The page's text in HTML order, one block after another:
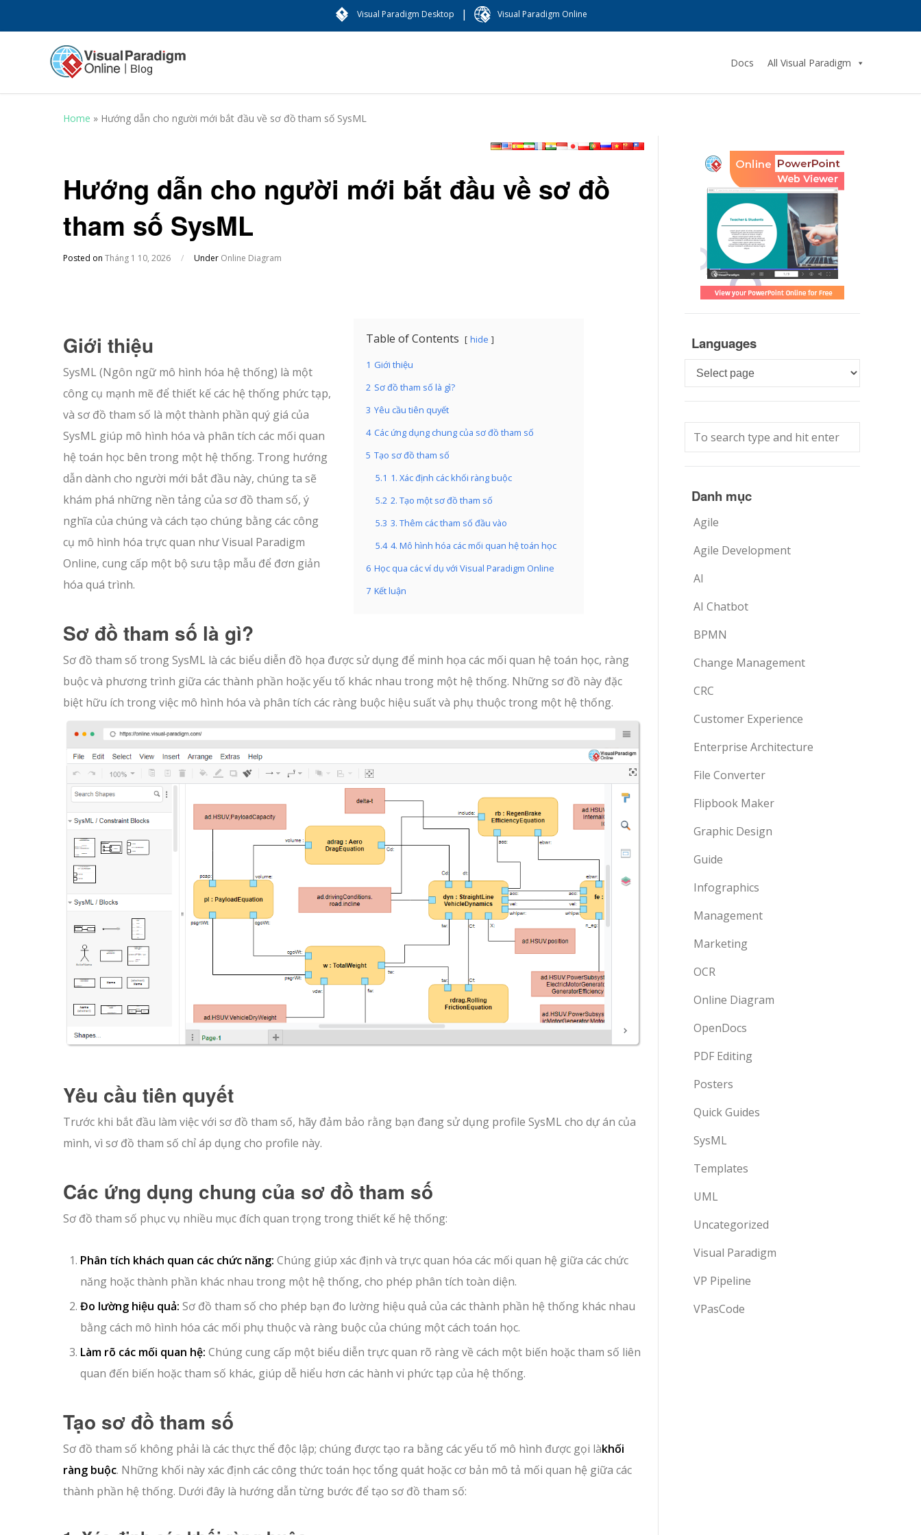
Visual Paradigm Desktop | Visual Paradigm Online
Docs All Visual Paradigm
Home » Hướng dẫn cho người mới bắt đầu về sơ đồ tham số SysML
Hướng dẫn cho người mới bắt đầu về sơ đồ
tham số SysML
Posted on Tháng 1 10, 2026 / Under Online Diagram
Table of Contents hide
1 Giới thiệu
2 Sơ đồ tham số là gì?
3 Yêu cầu tiên quyết
4 Các ứng dụng chung của sơ đồ tham số
5 Tạo sơ đồ tham số
5.1 1. Xác định các khối ràng buộc
5.2 2. Tạo một sơ đồ tham số
5.3 3. Thêm các tham số đầu vào
5.4 4. Mô hình hóa các mối quan hệ toán học
6 Học qua các ví dụ với Visual Paradigm Online
7 Kết luận
Giới thiệu
SysML (Ngôn ngữ mô hình hóa hệ thống) là một
công cụ mạnh mẽ để thiết kế các hệ thống phức tạp,
và sơ đồ tham số là một thành phần quý giá của
SysML giúp mô hình hóa và phân tích các mối quan
hệ toán học bên trong một hệ thống. Trong hướng
dẫn dành cho người mới bắt đầu này, chúng ta sẽ
khám phá những nền tảng của sơ đồ tham số, ý
nghĩa của chúng và cách tạo chúng bằng các công
cụ mô hình hóa trực quan như Visual Paradigm
Online, cung cấp một bộ sưu tập mẫu để đơn giản
hóa quá trình.
Sơ đồ tham số là gì?
Sơ đồ tham số trong SysML là các biểu diễn đồ họa được sử dụng để minh họa các mối quan hệ toán học, ràng
buộc và phương trình giữa các thành phần hoặc yếu tố khác nhau trong một hệ thống. Những sơ đồ này đặc
biệt hữu ích trong việc mô hình hóa và phân tích các ràng buộc hiệu suất và phụ thuộc trong một hệ thống.
Yêu cầu tiên quyết
Trước khi bắt đầu làm việc với sơ đồ tham số, hãy đảm bảo rằng bạn đang sử dụng profile SysML cho dự án của
mình, vì sơ đồ tham số chỉ áp dụng cho profile này.
Các ứng dụng chung của sơ đồ tham số
Sơ đồ tham số phục vụ nhiều mục đích quan trọng trong thiết kế hệ thống:
Phân tích khách quan các chức năng: Chúng giúp xác định và trực quan hóa các mối quan hệ giữa các chức
năng hoặc thành phần khác nhau trong một hệ thống, cho phép phân tích toàn diện.
Đo lường hiệu quả: Sơ đồ tham số cho phép bạn đo lường hiệu quả của các thành phần hệ thống khác nhau
bằng cách mô hình hóa các mối phụ thuộc và ràng buộc của chúng một cách toán học.
Làm rõ các mối quan hệ: Chúng cung cấp một biểu diễn trực quan rõ ràng về cách một biến hoặc tham số liên
quan đến biến hoặc tham số khác, giúp dễ hiểu hơn các hành vi phức tạp của hệ thống.
Tạo sơ đồ tham số
Sơ đồ tham số không phải là các thực thể độc lập; chúng được tạo ra bằng các yếu tố mô hình được gọi làkhối
ràng buộc. Những khối này xác định các công thức toán học tổng quát hoặc cơ bản mô tả mối quan hệ giữa các
thành phần hệ thống. Dưới đây là hướng dẫn từng bước để tạo sơ đồ tham số:
Languages
Languages
Danh mục
Agile
Agile Development
AI
AI Chatbot
BPMN
Change Management
CRC
Customer Experience
Enterprise Architecture
File Converter
Flipbook Maker
Graphic Design
Guide
Infographics
Management
Marketing
OCR
Online Diagram
OpenDocs
PDF Editing
Posters
Quick Guides
SysML
Templates
UML
Uncategorized
Visual Paradigm
VP Pipeline
VPasCode